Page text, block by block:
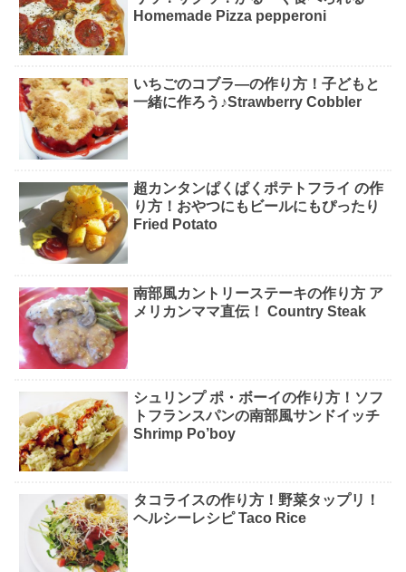
Homemade Pizza pepperoni
いちごのコブラ―の作り方！子どもと
一緒に作ろう♪Strawberry Cobbler
超カンタンぱくぱくポテトフライ の作
り方！おやつにもビールにもぴったり
Fried Potato
南部風カントリーステーキの作り方 ア
メリカンママ直伝！ Country Steak
シュリンプ ポ・ボーイの作り方！ソフ
トフランスパンの南部風サンドイッチ
Shrimp Po’boy
タコライスの作り方！野菜タップリ！
ヘルシーレシピ Taco Rice